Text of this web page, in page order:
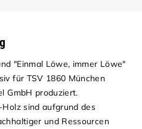
"Einmal Löwe, immer Löwe"
für TSV 1860 München
GmbH produziert.
sind aufgrund des
und Ressourcen